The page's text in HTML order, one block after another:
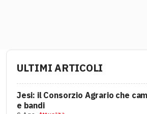
ULTIMI ARTICOLI
Jesi: il Consorzio Agrario che
e bandi